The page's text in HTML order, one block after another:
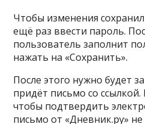
Чтобы изменения
ещё раз ввести пароль.
пользователь заполнит
нажать на «Сохранить».
После этого нужно будет
придёт письмо со
чтобы подтвердить
письмо от «Дневник.ру»